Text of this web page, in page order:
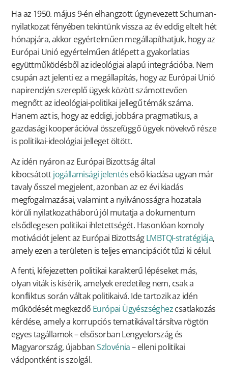
Ha az 1950. május 9-én elhangzott úgynevezett Schuman-
nyilatkozat fényében tekintünk vissza az év eddig eltelt hét
hónapjára, akkor egyértelműen megállapíthatjuk, hogy az
Európai Unió egyértelműen átlépett a gyakorlatias
együttműködésből az ideológiai alapú integrációba. Nem
csupán azt jelenti ez a megállapítás, hogy az Európai Unió
napirendjén szereplő ügyek között számottevően
megnőtt az ideológiai-politikai jellegű témák száma.
Hanem azt is, hogy az eddigi, jobbára pragmatikus, a
gazdasági kooperációval összefüggő ügyek növekvő része
is politikai-ideológiai jelleget öltött.
Az idén nyáron az Európai Bizottság által
kibocsátottjogállamisági jelentéselső kiadása ugyan már
tavaly ősszel megjelent, azonban az ez évi kiadás
megfogalmazásai, valamint a nyilvánosságra hozatala
körüli nyilatkozatháború jól mutatja a dokumentum
elsődlegesen politikai ihletettségét. Hasonlóan komoly
motivációt jelent az Európai BizottságLMBTQI-stratégiája,
amely ezen a területen is teljes emancipációt tűzi ki célul.
A fenti, kifejezetten politikai karakterű lépéseket más,
olyan viták is kísérik, amelyek eredetileg nem, csak a
konfliktus során váltak politikaivá. Ide tartozik az idén
működését megkezdő Európai Ügyészséghezcsatlakozás
kérdése, amely a korrupciós tematikával társítva rögtön
egyes tagállamok – elsősorban Lengyelország és
Magyarország, újabbanSzlovénia– elleni politikai
vádpontként is szolgál.